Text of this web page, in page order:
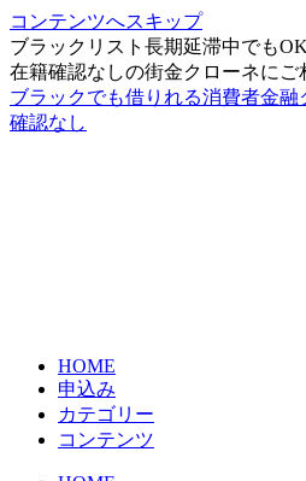
コンテンツへスキップ
ブラックリスト長期延滞中でも
在籍確認なしの街金クローネにご
ブラックでも借りれる消費者金
確認なし
HOME
申込み
カテゴリー
コンテンツ